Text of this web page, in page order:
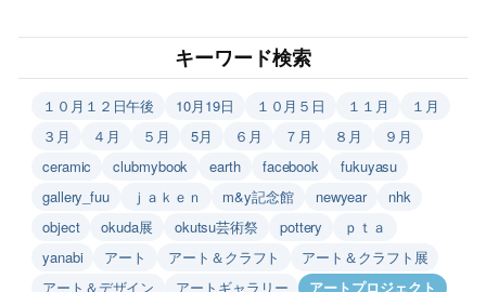
キーワード検索
１０月１２日午後 10月19日 １０月５日 １１月
１月
３月
４月 ５月 5月 ６月 ７月 ８月
９月
ceramic
clubmybook earth facebook
fukuyasu
gallery_fuu
ｊａｋｅｎ m&y記念館 newyear
nhk
object
okuda展 okutsu芸術祭 pottery
ｐｔａ
yanabi
アート アート＆クラフト
アート＆クラフト展
アート＆デザイン
アートギャラリー
アートプロジェクト